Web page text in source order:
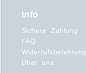
Info
Sichere Zahlung
FAQ
Widerrufsbelehrung
Über uns